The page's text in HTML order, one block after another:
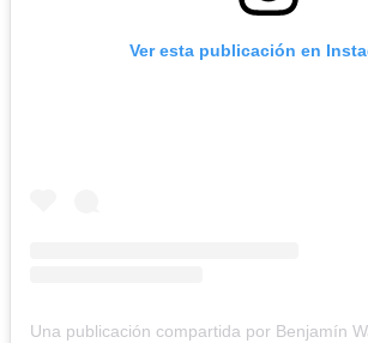
Ver esta publicación en